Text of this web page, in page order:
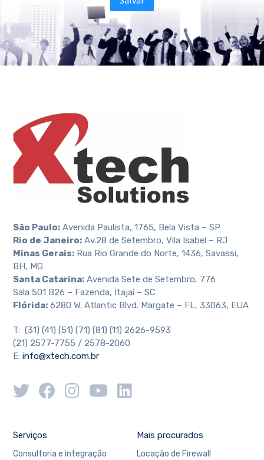
São Paulo: Avenida Paulista, 1765, Bela Vista – SP
Rio de Janeiro: Av.28 de Setembro, Vila Isabel – RJ
Minas Gerais: Rua Rio Grande do Norte, 1436, Savassi,
BH, MG
Santa Catarina: Avenida Sete de Setembro, 776
Sala 501 B26 – Fazenda, Itajaí – SC
Flórida: 6280 W. Atlantic Blvd. Margate – FL, 33063, EUA
T: (31) (41) (51) (71) (81) (11) 2626-9593
(21) 2577-7755 / 2578-2060
E:info@xtech.com.br
Serviços
Consultoria e integração
Mais procurados
Locação de Firewall